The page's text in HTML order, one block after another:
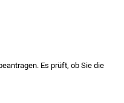
Es prüft, ob Sie die